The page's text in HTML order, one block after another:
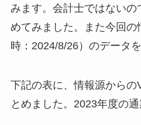
みます。会計士ではないの
めてみました。また今回
時：2024/8/26）のデータ
下記の表に、情報源からの
とめました。2023年度の通